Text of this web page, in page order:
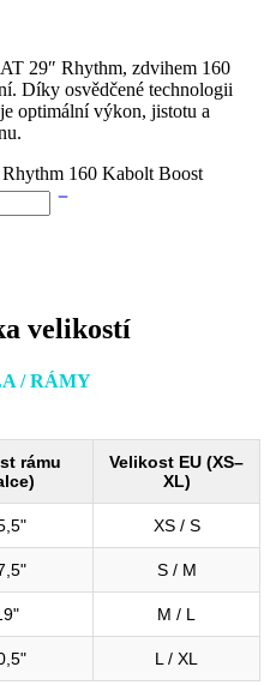
29″ Rhythm, zdvihem 160
Díky osvědčené technologii
optimální výkon, jistotu a
160 Kabolt Boost
velikostí
/ RÁMY
rámu
Velikost EU (XS–
XL)
XS / S
S / M
M / L
L / XL